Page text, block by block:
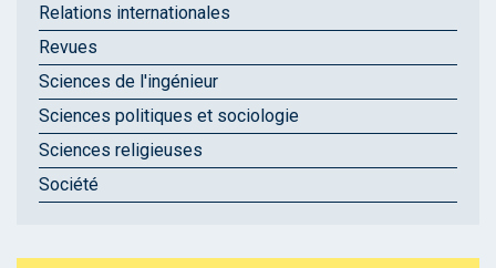
Relations internationales
Revues
Sciences de l'ingénieur
Sciences politiques et sociologie
Sciences religieuses
Société